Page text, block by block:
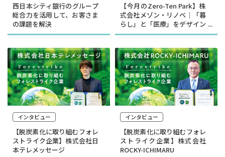
西日本シティ銀行のグループ
総合力を活用して、お客さま
の課題を解決
【今月のZero-Ten Park】株
式会社メゾン・リノベ｜「暮
らし」と「医療」をデザイン
する
インタビュー
【脱炭素化に取り組むフォレ
ストライク企業】株式会社日
本テレメッセージ
インタビュー
【脱炭素化に取り組むフォレ
ストライク企業】株式会社
ROCKY-ICHIMARU